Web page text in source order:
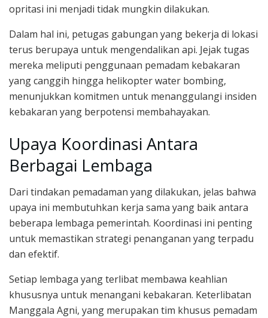
opritasi ini menjadi tidak mungkin dilakukan.
Dalam hal ini, petugas gabungan yang bekerja di lokasi
terus berupaya untuk mengendalikan api. Jejak tugas
mereka meliputi penggunaan pemadam kebakaran
yang canggih hingga helikopter water bombing,
menunjukkan komitmen untuk menanggulangi insiden
kebakaran yang berpotensi membahayakan.
Upaya Koordinasi Antara
Berbagai Lembaga
Dari tindakan pemadaman yang dilakukan, jelas bahwa
upaya ini membutuhkan kerja sama yang baik antara
beberapa lembaga pemerintah. Koordinasi ini penting
untuk memastikan strategi penanganan yang terpadu
dan efektif.
Setiap lembaga yang terlibat membawa keahlian
khususnya untuk menangani kebakaran. Keterlibatan
Manggala Agni, yang merupakan tim khusus pemadam